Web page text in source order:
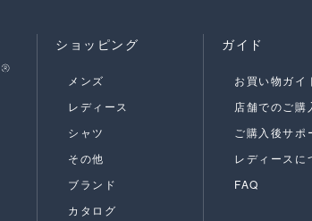
ショッピング
メンズ
レディース
シャツ
その他
ブランド
カタログ
ガイド
お買い物ガイ
店舗でのご購
ご購入後サポ
レディースに
FAQ